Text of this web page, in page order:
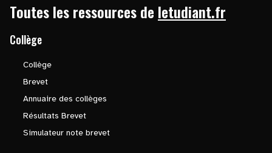
Toutes les ressources de letudiant.fr
Collège
Collège
Brevet
Annuaire des collèges
Résultats Brevet
Simulateur note brevet